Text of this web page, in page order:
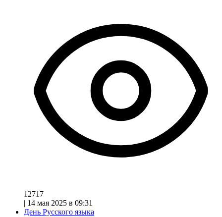
12717
| 14 мая 2025 в 09:31
День Русского языка